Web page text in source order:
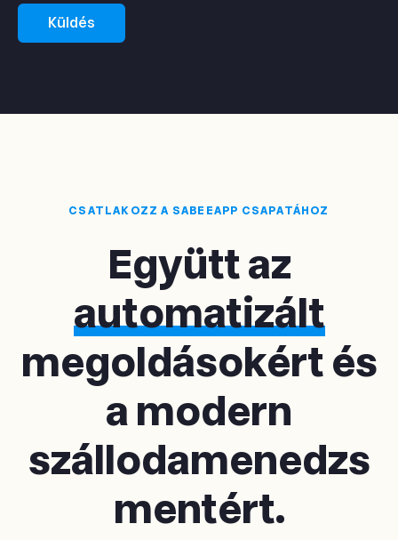
CSATLAKOZZ A SABEEAPP CSAPATÁHOZ
Együtt az
automatizált
megoldásokért és
a modern
szállodamenedzs
mentért.